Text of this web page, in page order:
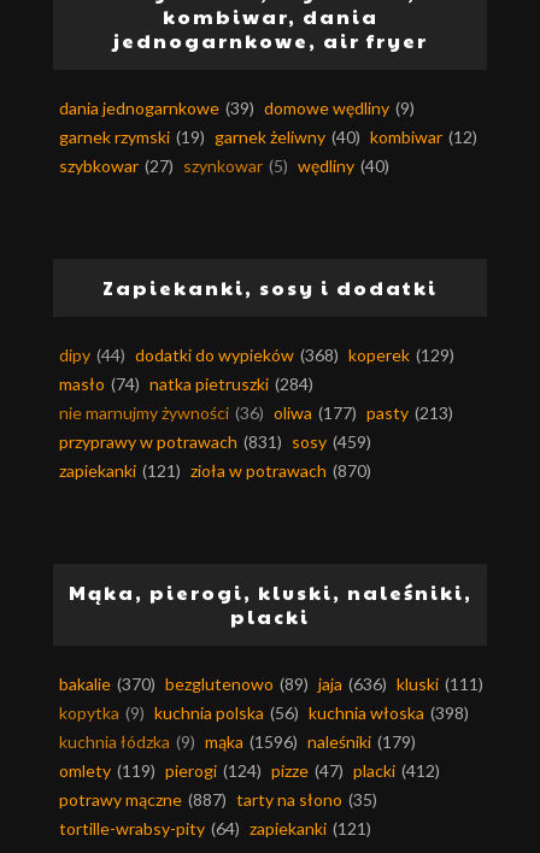
kombiwar, dania
jednogarnkowe, air fryer
dania jednogarnkowe (39) domowe wędliny (9)
garnek rzymski (19) garnek żeliwny (40) kombiwar (12)
szybkowar (27) szynkowar (5) wędliny (40)
Zapiekanki, sosy i dodatki
dipy (44) dodatki do wypieków (368) koperek (129)
masło (74) natka pietruszki (284)
nie marnujmy żywności (36) oliwa (177) pasty (213)
przyprawy w potrawach (831) sosy (459)
zapiekanki (121) zioła w potrawach (870)
Mąka, pierogi, kluski, naleśniki,
placki
bakalie (370) bezglutenowo (89) jaja (636) kluski (111)
kopytka (9) kuchnia polska (56) kuchnia włoska (398)
kuchnia łódzka (9) mąka (1596) naleśniki (179)
omlety (119) pierogi (124) pizze (47) placki (412)
potrawy mączne (887) tarty na słono (35)
tortille-wrabsy-pity (64) zapiekanki (121)